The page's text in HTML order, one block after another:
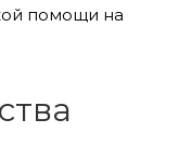
помощи на